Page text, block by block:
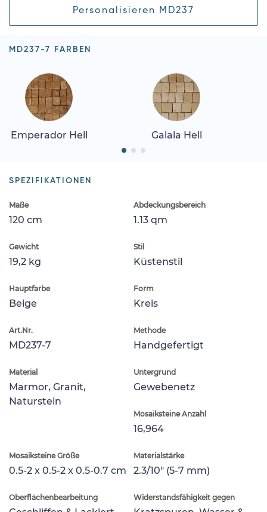
Personalisieren MD237
MD237-7 FARBEN
Emperador Hell Galala Hell
SPEZIFIKATIONEN
Maße
120 cm
Abdeckungsbereich
1.13 qm
Gewicht
19,2 kg
Stil
Küstenstil
Hauptfarbe
Beige
Form
Kreis
Art.Nr.
MD237-7
Methode
Handgefertigt
Material
Marmor, Granit,
Naturstein
Untergrund
Gewebenetz
Mosaiksteine Anzahl
16,964
Mosaiksteine Größe
0.5-2 x 0.5-2 x 0.5-0.7 cm
Materialstärke
2.3/10" (5-7 mm)
Oberflächenbearbeitung Widerstandsfähigkeit gegen